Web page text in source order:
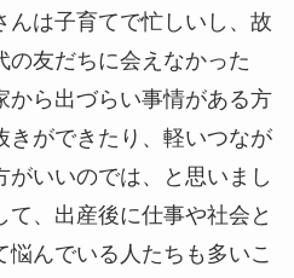
んは子育てで忙しいし、故
の友だちに会えなかった
から出づらい事情がある方
きができたり、軽いつなが
がいいのでは、と思いまし
、出産後に仕事や社会と
悩んでいる人たちも多いこ